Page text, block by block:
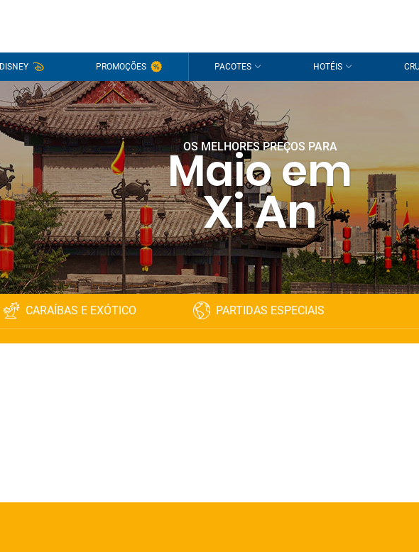
DISNEY PROMOÇÕES PACOTES HOTÉIS
OS MELHORES PREÇOS PARA
Maio em
Xi An
CARAÍBAS E EXÓTICO PARTIDAS ESPECIAIS